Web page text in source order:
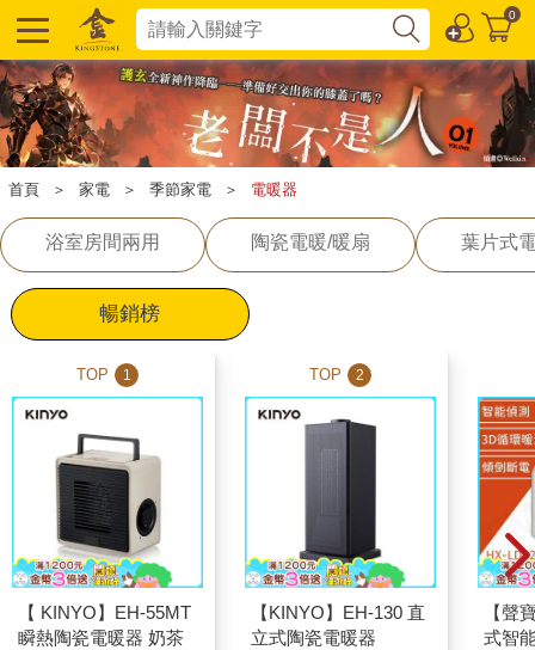
0
首頁 ＞ 家電 ＞ 季節家電 ＞ 電暖器
浴室房間兩用 陶瓷電暖/暖扇 葉片式
暢銷榜
TOP 1
【 KINYO】EH-55MT
瞬熱陶瓷電暖器 奶茶
TOP 2
【KINYO】EH-130 直
立式陶瓷電暖器
【聲
式智